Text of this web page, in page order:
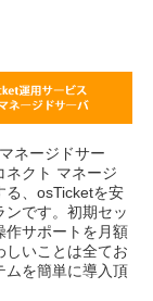
ネージドサー
ネクト マネージ
る、osTicketを安
です。初期セッ
作サポートを月額
しいことは全てお
ムを簡単に導入頂